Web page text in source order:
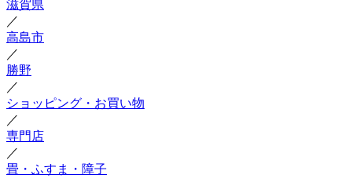
滋賀県
／
高島市
／
勝野
／
ショッピング・お買い物
／
専門店
／
畳・ふすま・障子